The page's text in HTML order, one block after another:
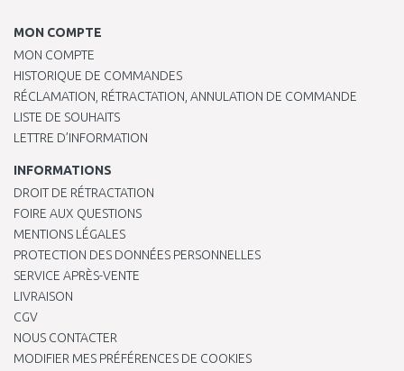
MON COMPTE
MON COMPTE
HISTORIQUE DE COMMANDES
RÉCLAMATION, RÉTRACTATION, ANNULATION DE COMMANDE
LISTE DE SOUHAITS
LETTRE D’INFORMATION
INFORMATIONS
DROIT DE RÉTRACTATION
FOIRE AUX QUESTIONS
MENTIONS LÉGALES
PROTECTION DES DONNÉES PERSONNELLES
SERVICE APRÈS-VENTE
LIVRAISON
CGV
NOUS CONTACTER
MODIFIER MES PRÉFÉRENCES DE COOKIES